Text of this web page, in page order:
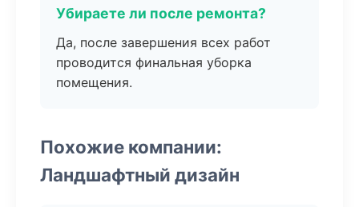
Убираете ли после ремонта?
Да, после завершения всех работ
проводится финальная уборка
помещения.
Похожие компании:
Ландшафтный дизайн